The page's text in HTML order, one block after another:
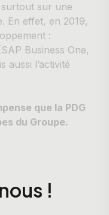
sur une
En effet, en 2019,
:
Business One,
aussi l’activité
que la PDG
du Groupe.
!